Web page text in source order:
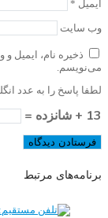
ایمیل *
وب‌ سایت
ذخیره نام، ایمیل
می‌نویسم.
لطفا پاسخ را به عدد
13 + شانزده =
برنامه‌های مرتبط